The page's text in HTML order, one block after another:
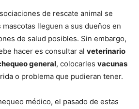
Gatos
de rescate animal se
lleguen a sus dueños en
de salud posibles. Sin embargo,
hacer es consultar al veterinario
general, colocarles vacunas
o problema que pudieran tener.
médico, el pasado de estas